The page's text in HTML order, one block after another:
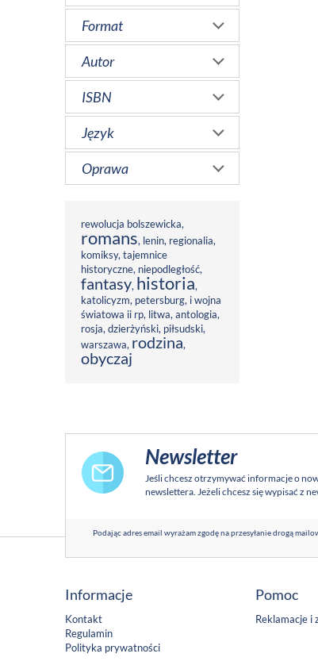
Format
Autor
ISBN
Język
Oprawa
rewolucja bolszewicka,
romans, lenin, regionalia,
komiksy,tajemnice
historyczne, niepodległość,
fantasy, historia,
katolicyzm, petersburg, i wojna
światowa ii rp, litwa,antologia,
rosja,dzierżyński, piłsudski,
warszawa, rodzina,
obyczaj
Newsletter
Jeśli chcesz otrzymywać informacje o
newslettera. Jeżeli chcesz się wypisać z
Podając adres email wyrażam zgodę na przesyłanie drogą
Informacje
Kontakt
Regulamin
Polityka prywatności
Pomoc
Reklamacje i